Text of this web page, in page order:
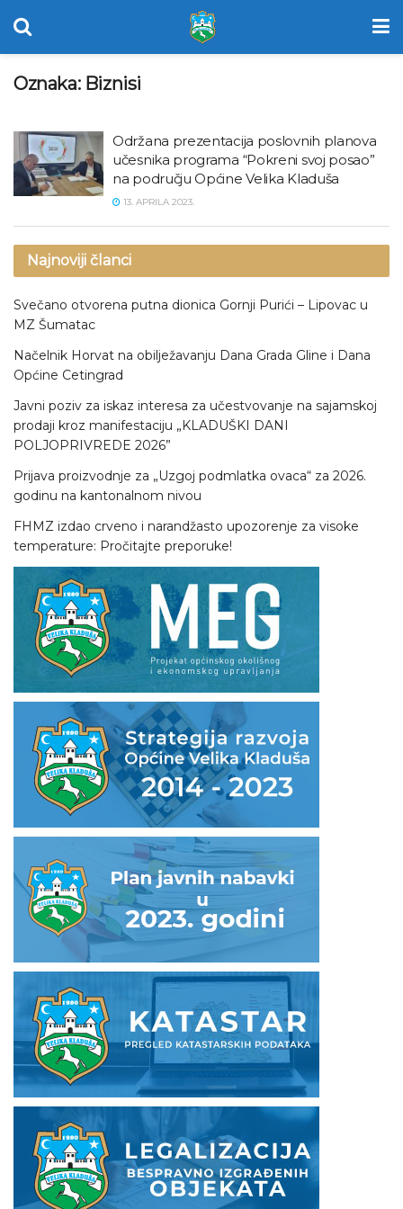
Oznaka: Biznisi
Održana prezentacija poslovnih planova
učesnika programa “Pokreni svoj posao”
na području Općine Velika Kladuša
13. APRILA 2023.
Najnoviji članci
Svečano otvorena putna dionica Gornji Purići – Lipovac u
MZ Šumatac
Načelnik Horvat na obilježavanju Dana Grada Gline i Dana
Općine Cetingrad
Javni poziv za iskaz interesa za učestvovanje na sajamskoj
prodaji kroz manifestaciju „KLADUŠKI DANI
POLJOPRIVREDE 2026”
Prijava proizvodnje za „Uzgoj podmlatka ovaca“ za 2026.
godinu na kantonalnom nivou
FHMZ izdao crveno i narandžasto upozorenje za visoke
temperature: Pročitajte preporuke!